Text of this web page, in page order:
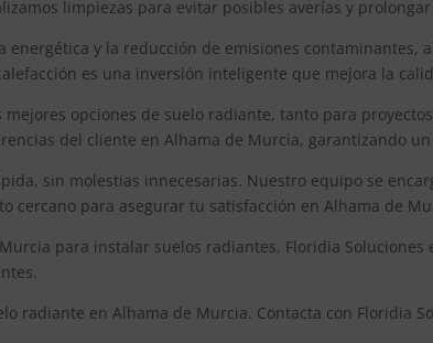
limpiezas para evitar posibles averías y
y la reducción de emisiones contaminantes,
es una inversión inteligente que mejora la
opciones de suelo radiante, tanto para
del cliente en Alhama de Murcia, garantizando
sin molestias innecesarias. Nuestro equipo se
cercano para asegurar tu satisfacción en Alhama de
para instalar suelos radiantes, Floridia
radiante en Alhama de Murcia. Contacta con Floridia